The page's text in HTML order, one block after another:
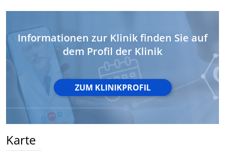
Informationen zur Klinik finden Sie auf
dem Profil der Klinik
ZUM KLINIKPROFIL
Karte
Notwendig
Performance
Werbung